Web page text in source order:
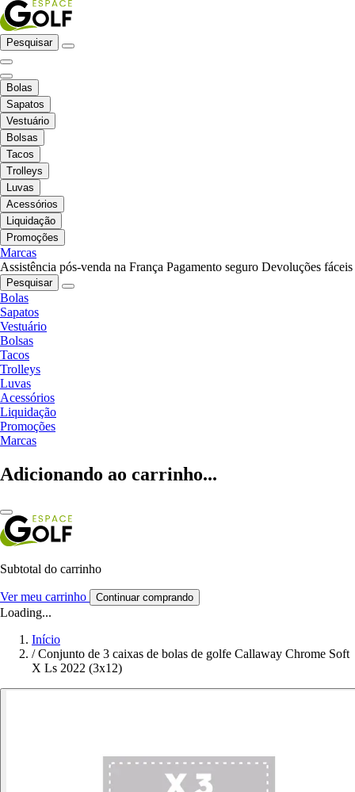
Pesquisar
Bolas
Sapatos
Vestuário
Bolsas
Tacos
Trolleys
Luvas
Acessórios
Liquidação
Promoções
Marcas
Assistência pós-venda na França Pagamento seguro Devoluções fáceis
Pesquisar
Bolas
Sapatos
Vestuário
Bolsas
Tacos
Trolleys
Luvas
Acessórios
Liquidação
Promoções
Marcas
Adicionando ao carrinho...
Subtotal do carrinho
Ver meu carrinho Continuar comprando
Loading...
Início
/ Conjunto de 3 caixas de bolas de golfe Callaway Chrome Soft
X Ls 2022 (3x12)